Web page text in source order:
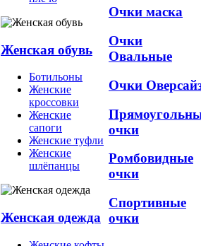
Женская обувь
Ботильоны
Женские
кроссовки
Женские
сапоги
Женские туфли
Женские
шлёпанцы
Женская одежда
Очки маска
Очки
Овальные
Очки
очки
Ромбовидные
очки
Спортивные
очки